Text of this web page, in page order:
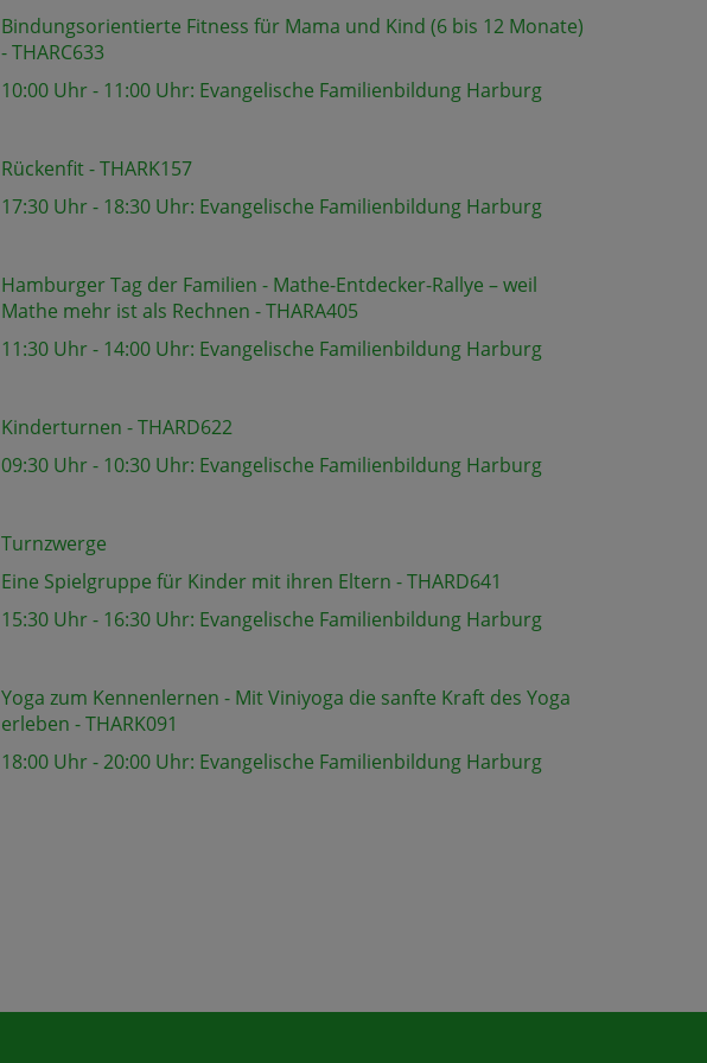
Bindungsorientierte Fitness für Mama und Kind (6 bis 12 Monate)
- THARC633
10:00 Uhr - 11:00 Uhr: Evangelische Familienbildung Harburg
Rückenfit - THARK157
17:30 Uhr - 18:30 Uhr: Evangelische Familienbildung Harburg
Hamburger Tag der Familien - Mathe-Entdecker-Rallye – weil
Mathe mehr ist als Rechnen - THARA405
11:30 Uhr - 14:00 Uhr: Evangelische Familienbildung Harburg
Kinderturnen - THARD622
09:30 Uhr - 10:30 Uhr: Evangelische Familienbildung Harburg
Turnzwerge
Eine Spielgruppe für Kinder mit ihren Eltern - THARD641
15:30 Uhr - 16:30 Uhr: Evangelische Familienbildung Harburg
Yoga zum Kennenlernen - Mit Viniyoga die sanfte Kraft des Yoga
erleben - THARK091
18:00 Uhr - 20:00 Uhr: Evangelische Familienbildung Harburg